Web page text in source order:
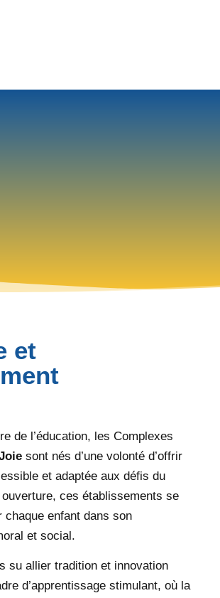
et
de l’éducation, les Complexes
sont nés d’une volonté d’offrir
et adaptée aux défis du
ces établissements se
chaque enfant dans son
et social.
su allier tradition et innovation
d’apprentissage stimulant, où la